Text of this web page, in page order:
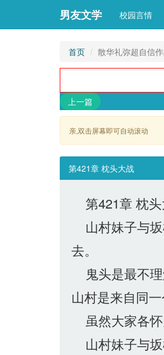
男友文学 校园言情
首页 散华礼弥超自信
上一篇
亲,双击屏幕即可自动滚动
第421章 枕头大战
第421章 枕
山村妹子与坂
去。
鬼头是最不理
山村是来自同
虽然大家各怀
山村妹子与坂